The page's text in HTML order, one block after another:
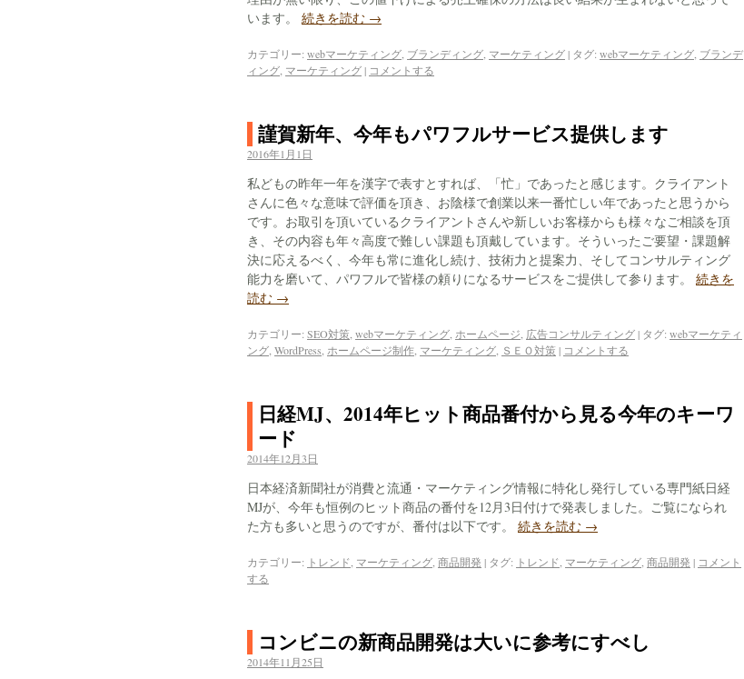
います。 続きを読む →
カテゴリー: webマーケティング ブランディング マーケティング| タグ: webマーケティング ブランデ
ィング マーケティング| コメントする
謹賀新年、今年もパワフルサービス提供します
2016年1月1日
私どもの昨年一年を漢字で表すとすれば、「忙」であったと感じます。クライアント
さんに色々な意味で評価を頂き、お陰様で創業以来一番忙しい年であったと思うから
です。お取引を頂いているクライアントさんや新しいお客様からも様々なご相談を頂
き、その内容も年々高度で難しい課題も頂戴しています。そういったご要望・課題解
決に応えるべく、今年も常に進化し続け、技術力と提案力、そしてコンサルティング
能力を磨いて、パワフルで皆様の頼りになるサービスをご提供して参ります。 続きを
読む →
カテゴリー: SEO対策 webマーケティング ホームページ 広告コンサルティング| タグ: webマーケティ
ング WordPress ホームページ制作 マーケティング ＳＥＯ対策| コメントする
日経MJ、2014年ヒット商品番付から見る今年のキーワ
ード
2014年12月3日
日本経済新聞社が消費と流通・マーケティング情報に特化し発行している専門紙日経
MJが、今年も恒例のヒット商品の番付を12月3日付けで発表しました。ご覧になられ
た方も多いと思うのですが、番付は以下です。 続きを読む →
カテゴリー: トレンド マーケティング 商品開発 | タグ: トレンド マーケティング 商品開発 | コメント
する
コンビニの新商品開発は大いに参考にすべし
2014年11月25日